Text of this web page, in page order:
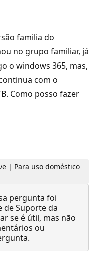
familia do
no grupo familiar, já
o windows 365, mas,
com o
Como posso fazer
| Para uso doméstico
pergunta foi
de Suporte da
se é útil, mas não
ou